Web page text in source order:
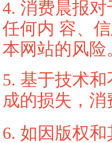
4. 消费晨报
任何内 容、
本网站的风险
5. 基于技术
成的损失，
6. 如因版权